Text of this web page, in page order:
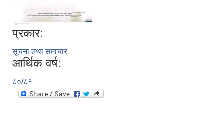
प्रकार:
सूचना तथा समाचार
आर्थिक वर्ष:
८०/८१